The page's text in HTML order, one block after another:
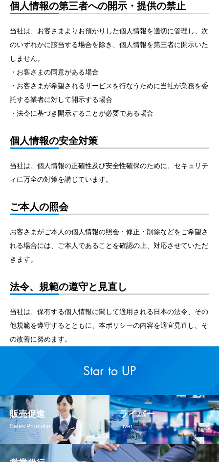
個人情報の第三者への開示・提供の禁止
当社は、お客さまよりお預かりした個人情報を適切に管理し、次
のいずれかに該当する場合を除き、個人情報を第三者に開示いた
しません。
・お客さまの同意がある場合
・お客さまが希望されるサービスを行なうために当社が業務を委
託する業者に対して開示する場合
・法令に基づき開示することが必要である場合
個人情報の安全対策
当社は、個人情報の正確性及び安全性確保のために、セキュリテ
ィに万全の対策を講じています。
ご本人の照会
お客さまがご本人の個人情報の照会・修正・削除などをご希望さ
れる場合には、ご本人であることを確認の上、対応させていただ
きます。
法令、規範の遵守と見直し
当社は、保有する個人情報に関して適用される日本の法令、その
他規範を遵守するとともに、本ポリシーの内容を適宜見直し、そ
の改善に努めます。
Star to UP
販売促進
Sales Promotion
ライバー
Liver